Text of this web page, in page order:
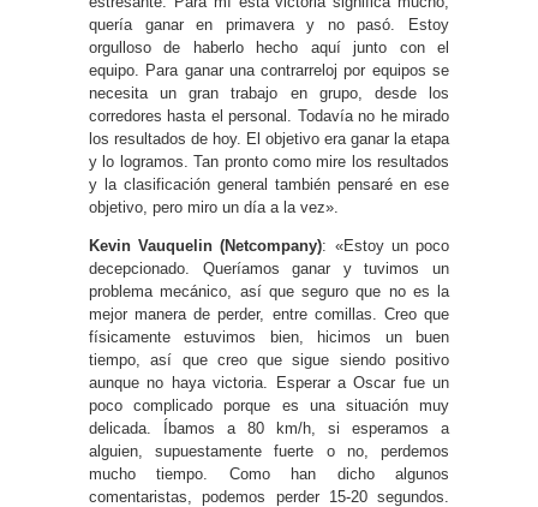
quería ganar en primavera y no pasó. Estoy
orgulloso de haberlo hecho aquí junto con el
equipo. Para ganar una contrarreloj por equipos se
necesita un gran trabajo en grupo, desde los
corredores hasta el personal. Todavía no he mirado
los resultados de hoy. El objetivo era ganar la etapa
y lo logramos. Tan pronto como mire los resultados
y la clasificación general también pensaré en ese
objetivo, pero miro un día a la vez».
Kevin Vauquelin (Netcompany): «Estoy un poco
decepcionado. Queríamos ganar y tuvimos un
problema mecánico, así que seguro que no es la
mejor manera de perder, entre comillas. Creo que
físicamente estuvimos bien, hicimos un buen
tiempo, así que creo que sigue siendo positivo
aunque no haya victoria. Esperar a Oscar fue un
poco complicado porque es una situación muy
delicada. Íbamos a 80 km/h, si esperamos a
alguien, supuestamente fuerte o no, perdemos
mucho tiempo. Como han dicho algunos
comentaristas, podemos perder 15-20 segundos.